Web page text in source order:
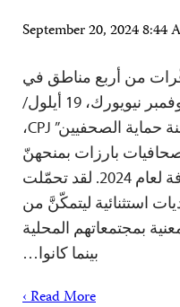
September 20, 2024 8:44
من أربع مناطق في
العالم خلال تشرين الثاني/ نوفمبر نيويورك، 19 أيلول/
سبتمبر 2024 – أعلنت “لجنة حماية الصحفيين” CPJ،
بارزات بمنحهنّ
الجوائز الدولية لحرية الصحافة لعام 2024. لقد تحمّلت
استثنائية ليتمكّنَّ من
بمجتمعاتهم المحلية
بينما كانوا…
Read More ›